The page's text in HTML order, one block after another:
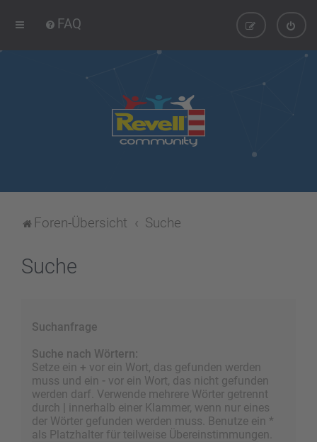
FAQ
Foren-Übersicht Suche
Suche
Suchanfrage
Suche nach Wörtern:
Setze ein + vor ein Wort, das gefunden werden
muss und ein - vor ein Wort, das nicht gefunden
werden darf. Verwende mehrere Wörter getrennt
durch
innerhalb einer Klammer, wenn nur eines
der Wörter gefunden werden muss. Benutze ein *
als Platzhalter für teilweise Übereinstimmungen.